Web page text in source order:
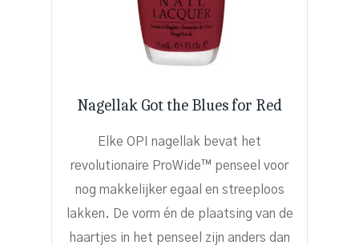
Nagellak Got the Blues for Red
Elke OPI nagellak bevat het
revolutionaire ProWide™ penseel voor
nog makkelijker egaal en streeploos
lakken. De vorm én de plaatsing van de
haartjes in het penseel zijn anders dan